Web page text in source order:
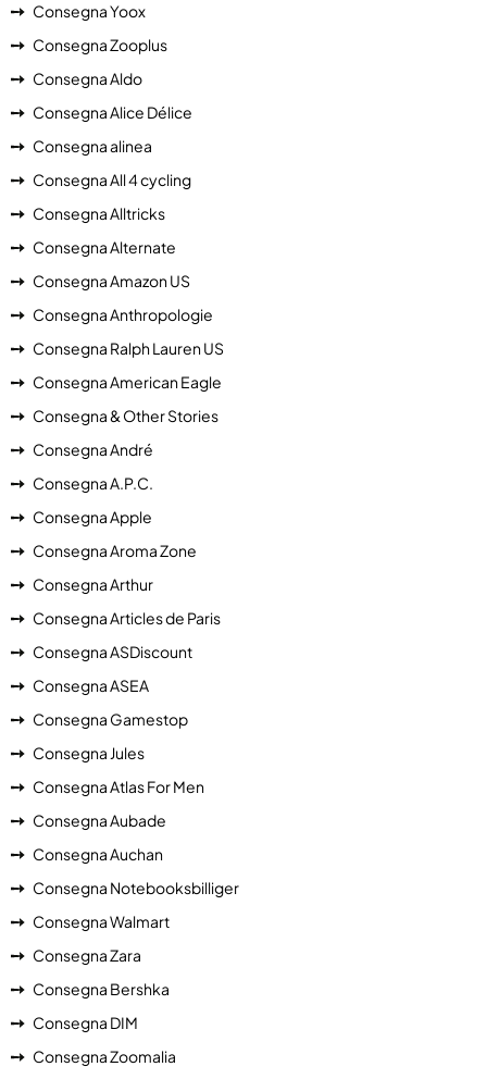
Consegna Yoox
Consegna Zooplus
Consegna Aldo
Consegna Alice Délice
Consegna alinea
Consegna All 4 cycling
Consegna Alltricks
Consegna Alternate
Consegna Amazon US
Consegna Anthropologie
Consegna Ralph Lauren US
Consegna American Eagle
Consegna & Other Stories
Consegna André
Consegna A.P.C.
Consegna Apple
Consegna Aroma Zone
Consegna Arthur
Consegna Articles de Paris
Consegna ASDiscount
Consegna ASEA
Consegna Gamestop
Consegna Jules
Consegna Atlas For Men
Consegna Aubade
Consegna Auchan
Consegna Notebooksbilliger
Consegna Walmart
Consegna Zara
Consegna Bershka
Consegna DIM
Consegna Zoomalia